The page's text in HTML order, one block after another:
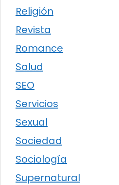
Religión
Revista
Romance
Salud
SEO
Servicios
Sexual
Sociedad
Sociología
Supernatural